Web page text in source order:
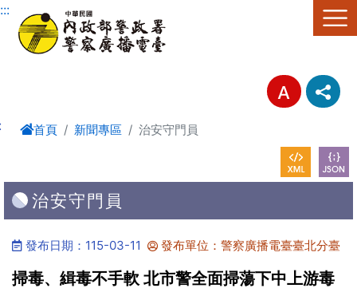
進入內容區塊
:::
首頁 新聞專區 治安守門員
治安守門員
發布日期：115-03-11 發布單位：警察廣播電臺臺北分臺
掃毒、緝毒不手軟 北市警全面掃蕩下中上游毒